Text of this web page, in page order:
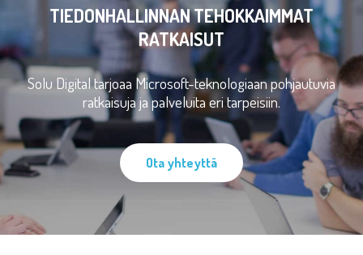
TIEDONHALLINNAN TEHOKKAIMMAT
RATKAISUT
Solu Digital tarjoaa Microsoft-teknologiaan pohjautuvia
ratkaisuja ja palveluita eri tarpeisiin.
Ota yhteyttä